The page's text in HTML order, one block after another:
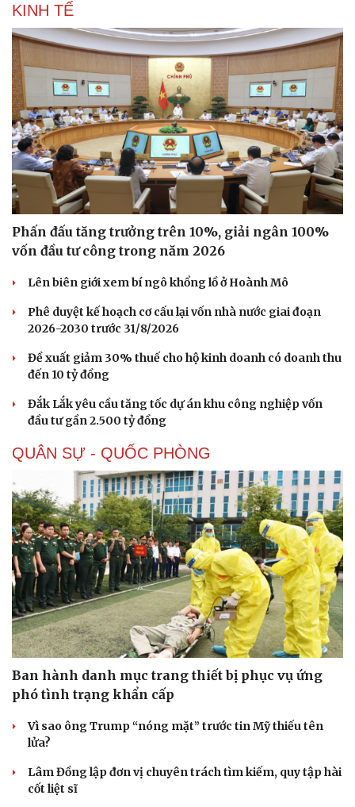
Sức khỏe
Dinh dưỡng - món ngon
Cây thuốc
Sản phụ khoa
Nhi khoa
Nam khoa
Làm đẹp - giảm cân
Phòng mạch online
Ăn sạch sống khỏe
Đời sống
Nhà đẹp
Blog
Tình yêu - Gia đình
KINH TẾ
Phấn đấu tăng trưởng trên 10%, giải ngân 100%
vốn đầu tư công trong năm 2026
Lên biên giới xem bí ngô khổng lồ ở Hoành Mô
Phê duyệt kế hoạch cơ cấu lại vốn nhà nước giai đoạn
2026-2030 trước 31/8/2026
Đề xuất giảm 30% thuế cho hộ kinh doanh có doanh thu
đến 10 tỷ đồng
Đắk Lắk yêu cầu tăng tốc dự án khu công nghiệp vốn
đầu tư gần 2.500 tỷ đồng
QUÂN SỰ - QUỐC PHÒNG
Ban hành danh mục trang thiết bị phục vụ ứng
phó tình trạng khẩn cấp
Vì sao ông Trump “nóng mặt” trước tin Mỹ thiếu tên
lửa?
Lâm Đồng lập đơn vị chuyên trách tìm kiếm, quy tập hài
cốt liệt sĩ